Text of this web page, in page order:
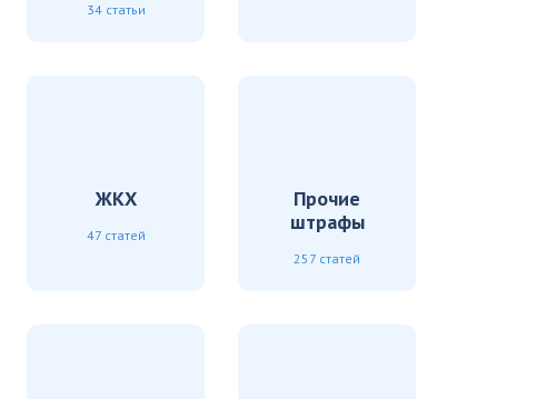
34 статьи
ЖКХ
47 статей
Прочие
штрафы
257 статей